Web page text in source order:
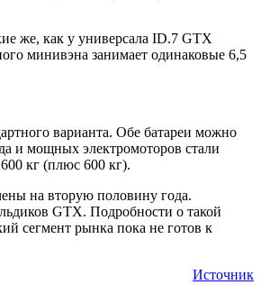
же, как у универсала ID.7 GTX
минивэна занимает одинаковые 6,5
варианта. Обе батареи можно
и мощных электромоторов стали
кг (плюс 600 кг).
на вторую половину года.
GTX. Подробности о такой
сегмент рынка пока не готов к
Источник